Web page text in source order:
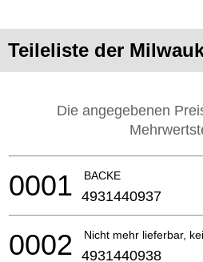
Teileliste der
Die angegebenen
BACKE
0001 4931440937
Nicht mehr lieferbar,
0002 4931440938